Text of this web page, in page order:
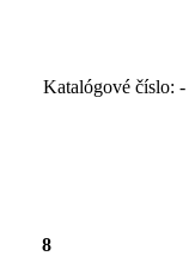
Katalógové číslo: -
8